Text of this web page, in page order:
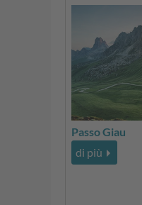
Passo Giau
di più